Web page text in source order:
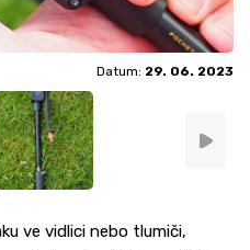
Datum: 29. 06. 2023
ve vidlici nebo tlumiči,